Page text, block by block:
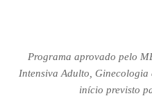
Programa aprovado pelo
Intensiva Adulto,
início previsto